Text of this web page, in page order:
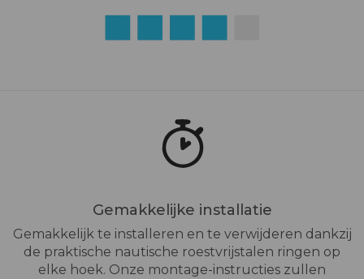
Gemakkelijke installatie
Gemakkelijk te installeren en te verwijderen dankzij
de praktische nautische roestvrijstalen ringen op
elke hoek. Onze montage-instructies zullen